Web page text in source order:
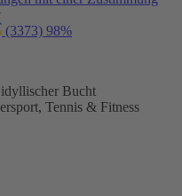
(3373) 98%
Bucht
Tennis & Fitness